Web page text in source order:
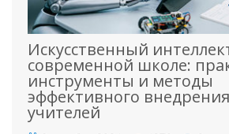
Искусственный
современной школе:
инструменты и методы
эффективного
учителей